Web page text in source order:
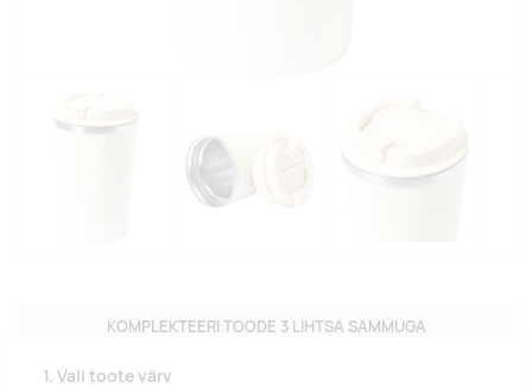
KOMPLEKTEERI TOODE 3 LIHTSA SAMMUGA
1. Vali toote värv